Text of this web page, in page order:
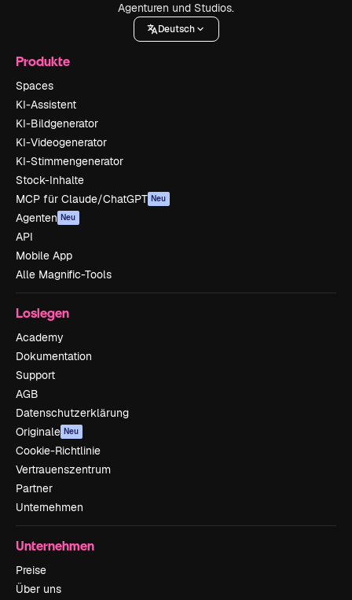
Agenturen und Studios.
Deutsch
Produkte
Spaces
KI-Assistent
KI-Bildgenerator
KI-Videogenerator
KI-Stimmengenerator
Stock-Inhalte
MCP für Claude/ChatGPT Neu
Agenten Neu
API
Mobile App
Alle Magnific-Tools
Loslegen
Academy
Dokumentation
Support
AGB
Datenschutzerklärung
Originale Neu
Cookie-Richtlinie
Vertrauenszentrum
Partner
Unternehmen
Unternehmen
Preise
Über uns